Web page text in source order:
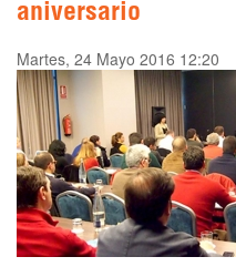
aniversario
Martes, 24 Mayo 2016 12:20